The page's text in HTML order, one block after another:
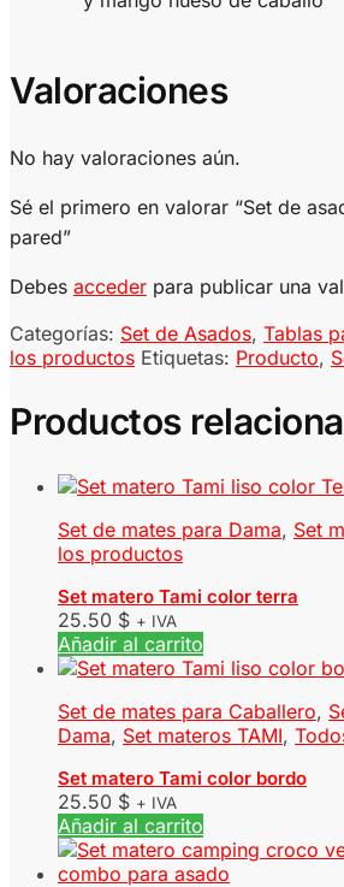
Valoraciones
No hay valoraciones aún.
Sé el primero en valorar “Set de
pared”
Debes acceder para publicar una
Categorías: Set de Asados, Tablas
los productos Etiquetas: Producto,
Productos
Set de mates para Dama, Set
los productos
Set matero Tami color terra
25.50 $ + IVA
Añadir al carrito
Set de mates para Caballero,
Dama, Set materos TAMI,
Set matero Tami color bordo
25.50 $ + IVA
Añadir al carrito